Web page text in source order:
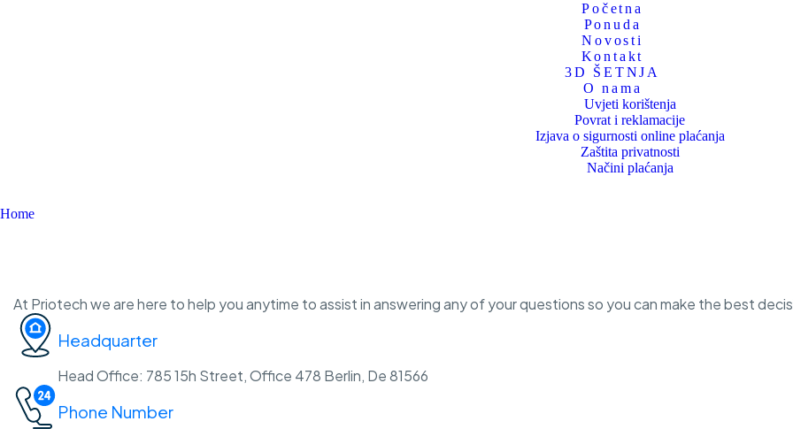
Početna
Ponuda
Novosti
Kontakt
3D ŠETNJA
O nama
Uvjeti korištenja
Povrat i reklamacije
Izjava o sigurnosti online plaćanja
Zaštita privatnosti
Načini plaćanja
Home
At Priotech we are here to help you anytime to assist in answering any of your questions so you can make the best
Headquarter
Head Office: 785 15h Street, Office 478 Berlin, De 81566
Phone Number